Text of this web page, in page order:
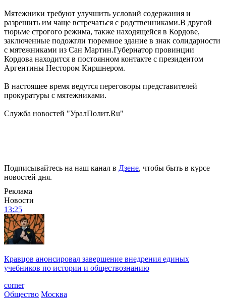
Мятежники требуют улучшить условий содержания и
разрешить им чаще встречаться с родственниками.В другой
тюрьме строгого режима, также находящейся в Кордове,
заключенные подожгли тюремное здание в знак солидарности
с мятежниками из Сан Мартин.Губернатор провинции
Кордова находится в постоянном контакте с президентом
Аргентины Нестором Киршнером.
В настоящее время ведутся переговоры представителей
прокуратуры с мятежниками.
Служба новостей "УралПолит.Ru"
Подписывайтесь на наш канал в Дзене, чтобы быть в курсе
новостей дня.
Реклама
Новости
13:25
Кравцов анонсировал завершение внедрения единых
учебников по истории и обществознанию
corner
Общество Москва